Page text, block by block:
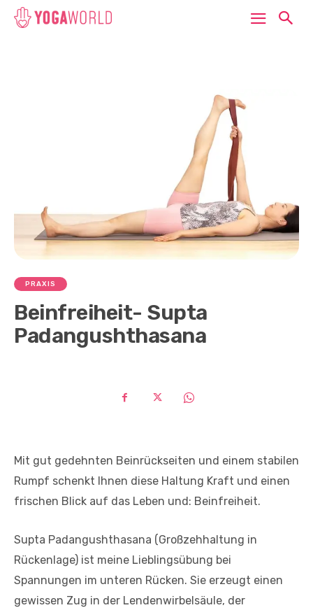
PRAXIS
Beinfreiheit- Supta
Padangushthasana
Mit gut gedehnten Beinrückseiten und einem stabilen
Rumpf schenkt Ihnen diese Haltung Kraft und einen
frischen Blick auf das Leben und: Beinfreiheit.
Supta Padangushthasana (Großzehhaltung in
Rücken­lage) ist meine Lieblingsübung bei
Spannungen im unteren Rücken. Sie erzeugt einen
gewissen Zug in der Lendenwirbelsäule, der